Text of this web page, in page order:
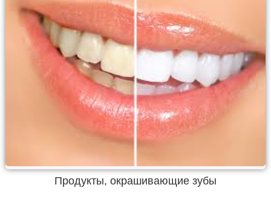
Продукты, окрашивающие зубы